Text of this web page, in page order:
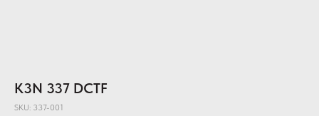
K3N 337 DCTF
SKU: 337-001